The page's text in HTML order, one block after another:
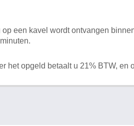
een kavel wordt ontvangen
het opgeld betaalt u 21% BTW, en